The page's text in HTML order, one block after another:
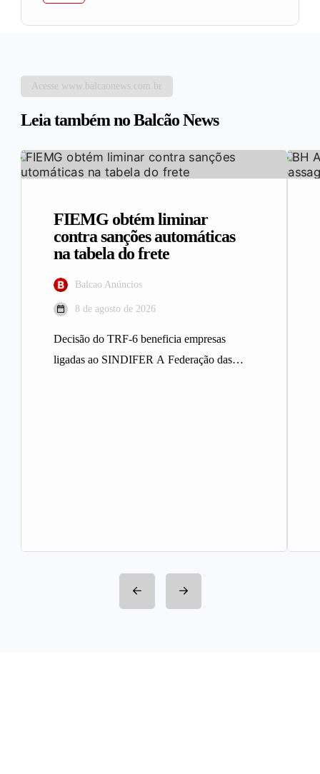
Acesse www.balcaonews.com.br
Leia também no Balcão News
FIEMG obtém liminar
contra sanções automáticas
na tabela do frete
Balcao Anúncios
8 de agosto de 2026
Decisão do TRF-6 beneficia empresas
ligadas ao SINDIFER A Federação das